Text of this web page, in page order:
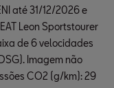
até 31/12/2026 e
Leon Sportstourer
de 6 velocidades
Imagem não
CO2 (g/km): 29